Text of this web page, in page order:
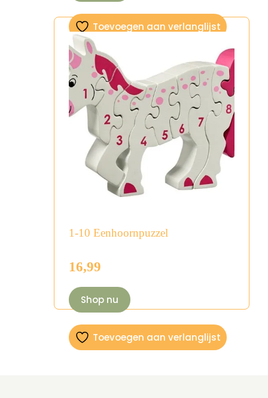
Toevoegen aan verlanglijst
1-10 Eenhoornpuzzel
16,99
Shop nu
Toevoegen aan verlanglijst